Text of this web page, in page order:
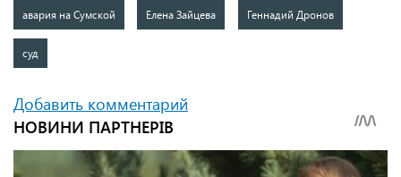
авария на Сумской Елена Зайцева Геннадий Дронов
суд
Добавить комментарий